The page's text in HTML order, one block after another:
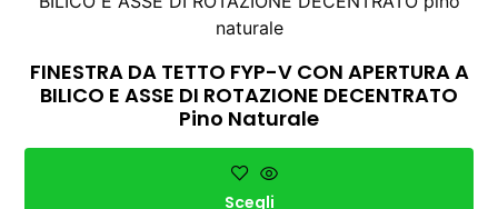
FINESTRA DA TETTO FYP-V CON APERTURA A
BILICO E ASSE DI ROTAZIONE DECENTRATO
Pino Naturale
Scegli